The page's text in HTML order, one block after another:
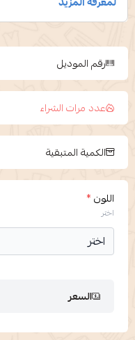
رقم الموديل
عدد مرات الشراء
الكمية المتبقية
اللون*
اختر
السعر